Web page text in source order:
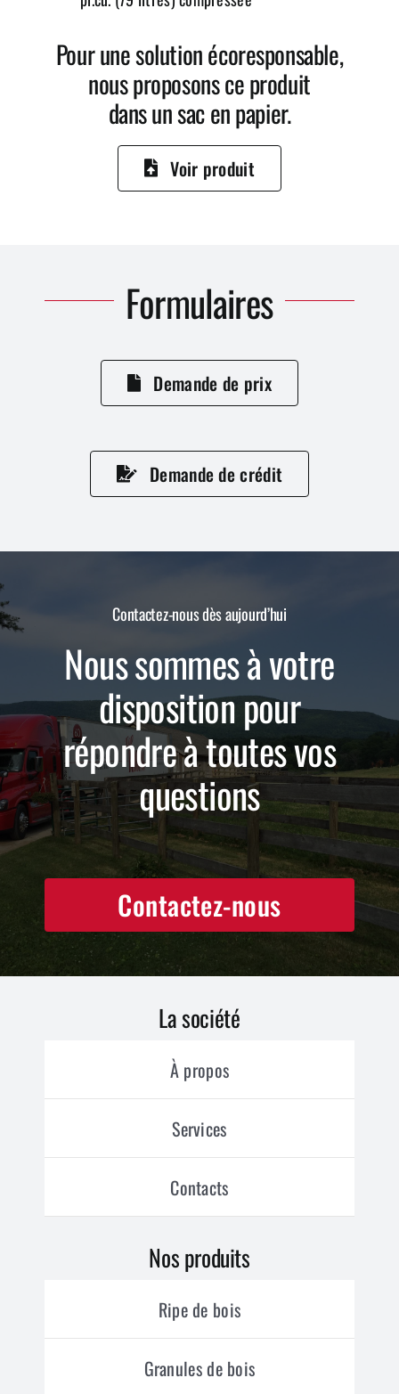
Pour une solution écoresponsable,
nous proposons ce produit
dans un sac en papier.
Voir produit
Formulaires
Demande de prix
Demande de crédit
Contactez-nous dès aujourd’hui
Nous sommes à votre
disposition pour
répondre à toutes vos
questions
Contactez-nous
La société
À propos
Services
Contacts
Nos produits
Ripe de bois
Granules de bois